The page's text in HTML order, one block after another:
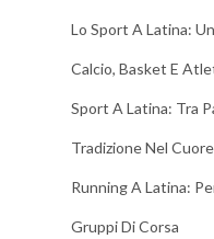
Lo Sport A Latina:
Calcio, Basket E
Sport A Latina: Tra
Tradizione Nel
Running A Latina:
Gruppi Di Corsa